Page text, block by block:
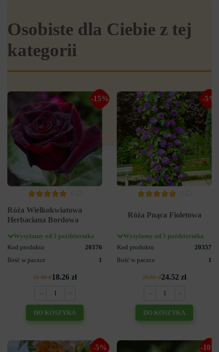
Osobiste dla Ciebie z tej
kategorii
-15%
Róża Wielkokwiatowa
Herbaciana Bordowa
Wysyłamy od 5 października
Kod produktu
20376
Ilość w paczce
1
21.48 zł18.26 zł
DO KOSZYKA
-5%
Róża Pnąca Fioletowa
Wysyłamy od 5 października
Kod produktu
20357
Ilość w paczce
1
25.81 zł24.52 zł
DO KOSZYKA
-5% -10%